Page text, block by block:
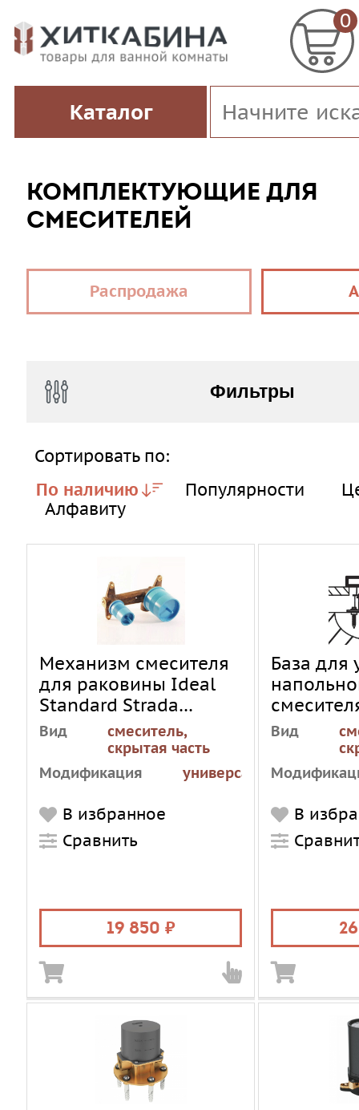
0
Каталог
КОМПЛЕКТУЮЩИЕ ДЛЯ
СМЕСИТЕЛЕЙ
Распродажа
Фильтры
Сортировать по:
По наличию
Популярности
Алфавиту
Механизм смесителя
для раковины Ideal
Standard Strada
A5948NU
Вид
смеситель,
скрытая часть
Модификация
универсальная
В избранное
Сравнить
19 850
База для
DELAFON
97906D-
Вид
В